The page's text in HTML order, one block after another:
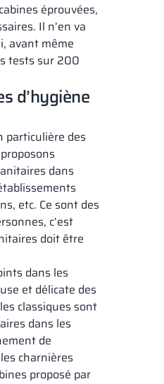
éprouvées,
Il n’en va
avant même
tests sur 200
d’hygiène
particulière des
dans
etc. Ce sont des
c’est
doit être
dans les
et délicate des
classiques sont
dans les
de
charnières
proposé par